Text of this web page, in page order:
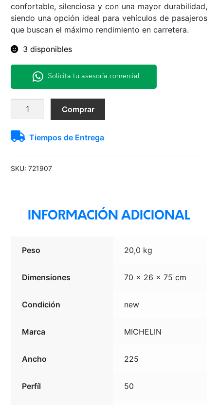
confortable, silenciosa y con una mayor durabilidad,
siendo una opción ideal para vehículos de pasajeros
que buscan el máximo rendimiento en carretera.
3 disponibles
Solicita tu asesoría comercial
Neu.225/50R17
3
Comprar
Tiempos de Entrega
SKU:721907
INFORMACIÓN ADICIONAL
Peso 20,0 kg
Dimensiones 70 × 26 × 75 cm
Condición new
Marca MICHELIN
Ancho 225
Perfíl 50